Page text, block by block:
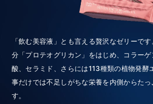
「飲む美容液」とも言える贅沢なゼリーで
分「プロテオグリカン」をはじめ、コラー
酸、セラミド、さらには113種類の植物発酵
事だけでは不足しがちな栄養を内側からたっ
す。